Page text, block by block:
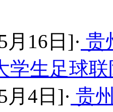
月16日]· 贵
学生足球
月4日]· 贵